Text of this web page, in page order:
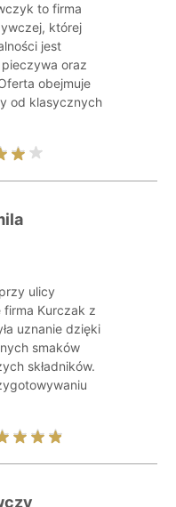
to firma
której
jest
oraz
obejmuje
od klasycznych
ulicy
firma Kurczak z
uznanie dzięki
smaków
składników.